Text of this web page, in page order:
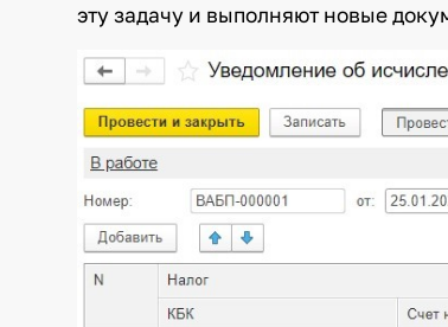
эту задачу и выполняют новые